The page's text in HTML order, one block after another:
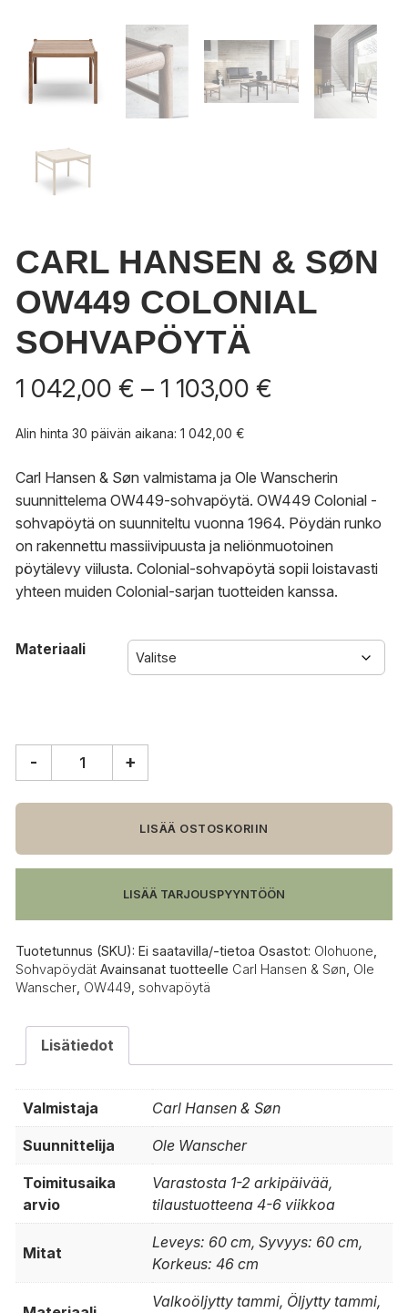
CARL HANSEN & SØN
OW449 COLONIAL
SOHVAPÖYTÄ
1 042,00 € – 1 103,00 €
1
103,00 €
Alin hinta 30 päivän aikana: 1 042,00 €
Carl Hansen & Søn valmistama ja Ole Wanscherin
suunnittelema OW449-sohvapöytä. OW449 Colonial -
sohvapöytä on suunniteltu vuonna 1964. Pöydän runko
on rakennettu massiivipuusta ja neliönmuotoinen
pöytälevy viilusta. Colonial-sohvapöytä sopii loistavasti
yhteen muiden Colonial-sarjan tuotteiden kanssa.
Materiaali
&
OW449
Colonial
- +
LISÄÄ OSTOSKORIIN
LISÄÄ TARJOUSPYYNTÖÖN
Tuotetunnus (SKU): Ei saatavilla/-tietoa Osastot: Olohuone
Sohvapöydät Avainsanat tuotteelle Carl Hansen & Søn Ole
Wanscher OW449 sohvapöytä
Lisätiedot
Valmistaja Carl Hansen & Søn
Suunnittelija Ole Wanscher
Toimitusaika
arvio
Varastosta 1-2 arkipäivää,
tilaustuotteena 4-6 viikkoa
Mitat
Leveys: 60 cm, Syvyys: 60 cm,
Korkeus: 46 cm
Valkoöljytty tammi, Öljytty tammi,